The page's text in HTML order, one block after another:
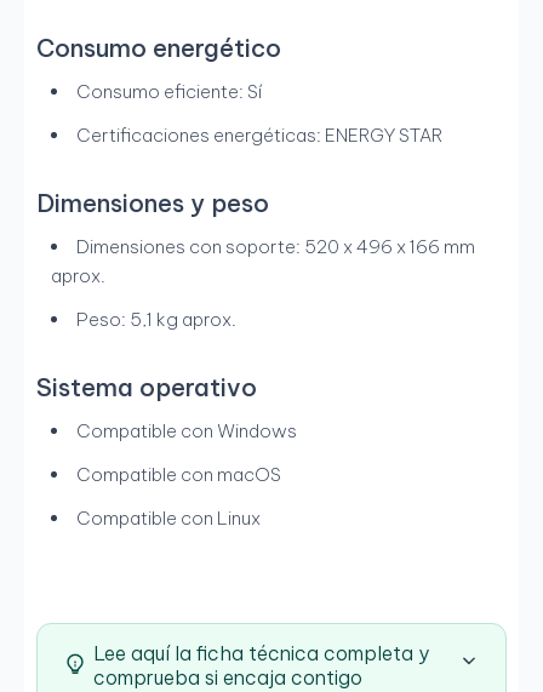
Consumo energético
Consumo eficiente: Sí
Certificaciones energéticas: ENERGY STAR
Dimensiones y peso
Dimensiones con soporte: 520 x 496 x 166 mm
aprox.
Peso: 5,1 kg aprox.
Sistema operativo
Compatible con Windows
Compatible con macOS
Compatible con Linux
Lee aquí la ficha técnica completa y
comprueba si encaja contigo